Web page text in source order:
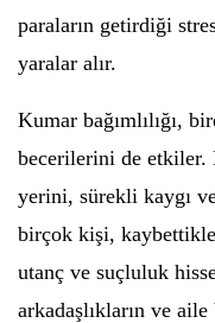
paraların getirdiği
yaralar alır.
Kumar bağımlılığı,
becerilerini de etkiler.
yerini, sürekli kaygı
birçok kişi,
utanç ve suçluluk
arkadaşlıkların ve